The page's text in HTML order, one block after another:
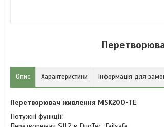
Опис Характеристики Інформація для
Перетворювач живлення MSK200-TE
Потужні функції: